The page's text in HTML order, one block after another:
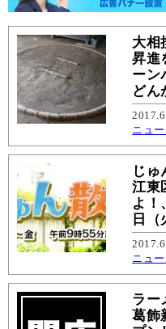
大相
昇進
ーン
どん
ニュー
じゅ
江東
よ！
日（
ニュー
ラー
葛飾